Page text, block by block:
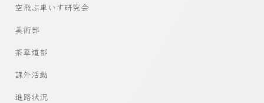
空飛ぶ車いす研究会
美術部
茶華道部
課外活動
進路状況